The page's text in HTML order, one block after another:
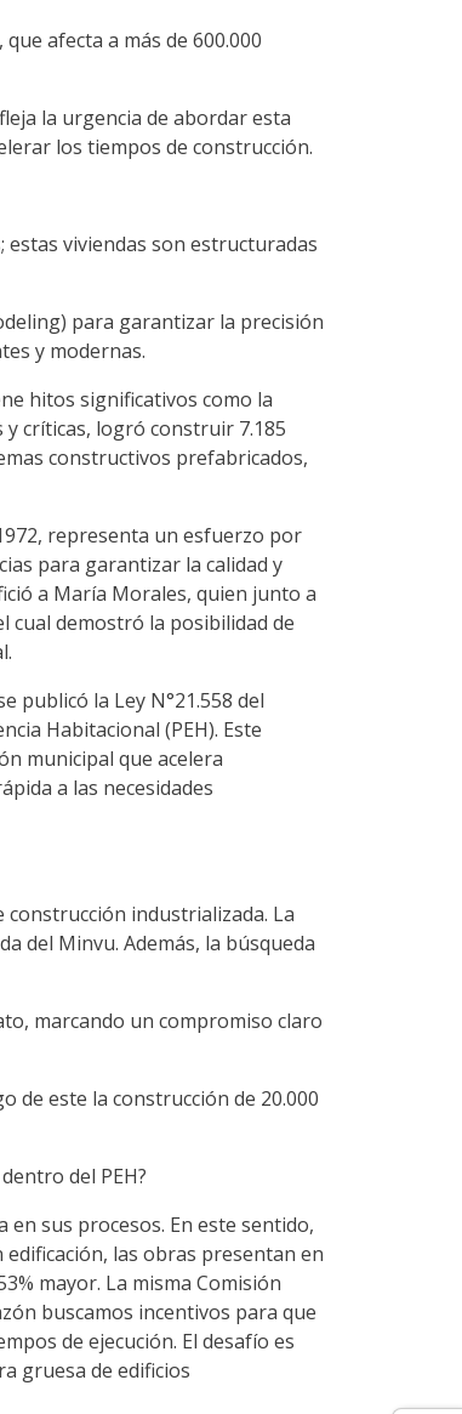
afecta a más de 600.000
la urgencia de abordar esta
los tiempos de construcción.
viviendas son estructuradas
para garantizar la precisión
y modernas.
hitos significativos como la
críticas, logró construir 7.185
constructivos prefabricados,
representa un esfuerzo por
para garantizar la calidad y
a María Morales, quien junto a
cual demostró la posibilidad de
publicó la Ley N°21.558 del
Habitacional (PEH). Este
municipal que acelera
a las necesidades
industrializada. La
del Minvu. Además, la búsqueda
marcando un compromiso claro
de este la construcción de 20.000
del PEH?
sus procesos. En este sentido,
las obras presentan en
mayor. La misma Comisión
buscamos incentivos para que
de ejecución. El desafío es
gruesa de edificios